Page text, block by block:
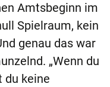
Amtsbeginn im
Spielraum, kein
genau das war
„Wenn du
du keine